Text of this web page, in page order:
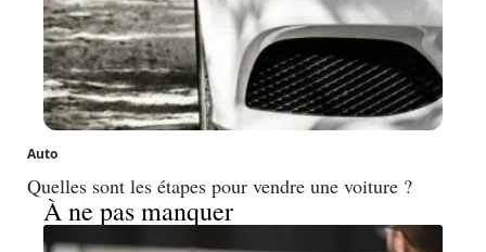
Auto
Quelles sont les étapes pour vendre une voiture ?
À ne pas manquer